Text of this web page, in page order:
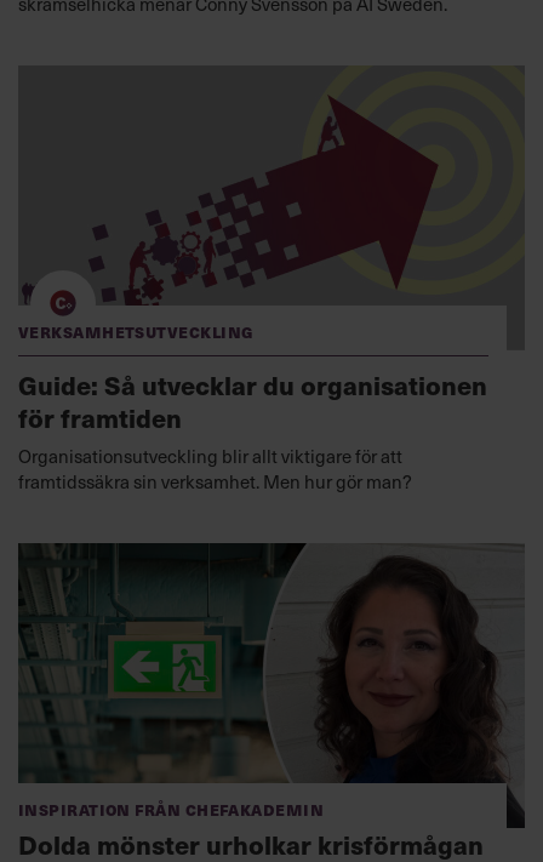
Verksamhetsutveckling
Guide: Så utvecklar du organisationen
för framtiden
Organisationsutveckling blir allt viktigare för att
framtidssäkra sin verksamhet. Men hur gör man?
Inspiration från Chefakademin
Dolda mönster urholkar krisförmågan